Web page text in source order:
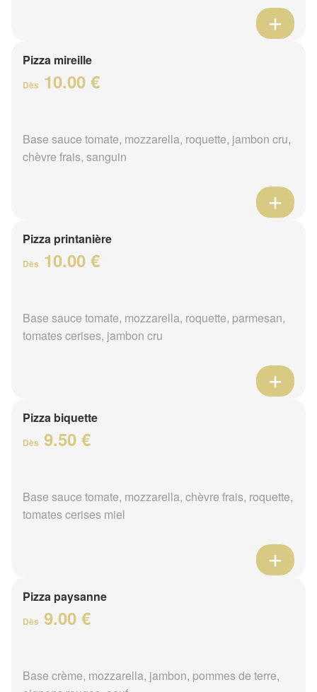
Pizza mireille
Dès 10.00 €
Base sauce tomate, mozzarella, roquette, jambon cru,
chèvre frais, sanguin
Pizza printanière
Dès 10.00 €
Base sauce tomate, mozzarella, roquette, parmesan,
tomates cerises, jambon cru
Pizza biquette
Dès 9.50 €
Base sauce tomate, mozzarella, chèvre frais, roquette,
tomates cerises miel
Pizza paysanne
Dès 9.00 €
Base crème, mozzarella, jambon, pommes de terre,